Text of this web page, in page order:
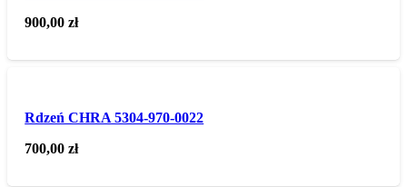
900,00zł
Rdzeń CHRA 5304-970-0022
700,00zł